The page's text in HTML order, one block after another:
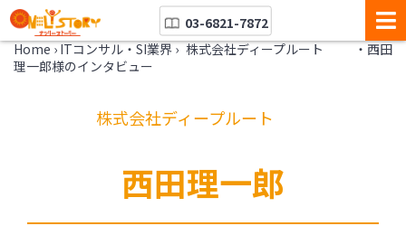
03-6821-7872
Home › ITコンサル・SI業界 › 株式会社ディープルート ・西田
理一郎様のインタビュー
株式会社ディープルート
西田理一郎